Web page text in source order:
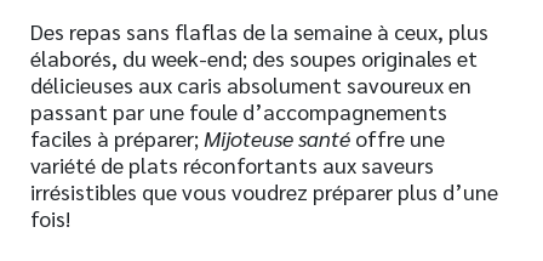
Des repas sans flaflas de la semaine à ceux, plus
élaborés, du week-end; des soupes originales et
délicieuses aux caris absolument savoureux en
passant par une foule d’accompagnements
faciles à préparer; Mijoteuse santé offre une
variété de plats réconfortants aux saveurs
irrésistibles que vous voudrez préparer plus d’une
fois!